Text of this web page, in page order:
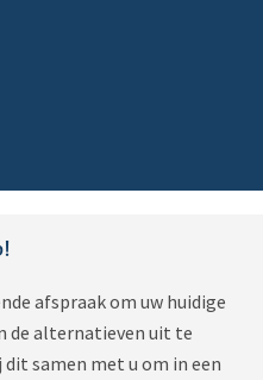
afspraak om uw huidige
de alternatieven uit te
samen met u om in een